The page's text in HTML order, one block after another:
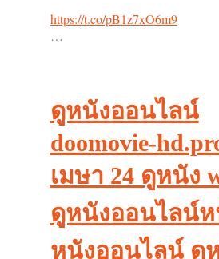
https://t.co/pB1z7xO6m9
…
ดูหนังออนไลน์
doomovie-
เมษา 24 ดูหนัง
ดูหนังออนไลน์
หนังออนไลน์ ดู